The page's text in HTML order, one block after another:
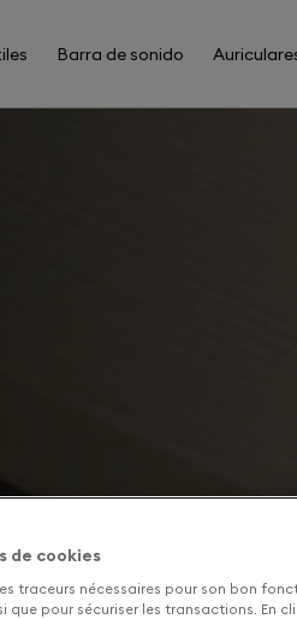
Barra de sonido
de cookies
traceurs nécessaires pour son bon
que pour sécuriser les transactions. En